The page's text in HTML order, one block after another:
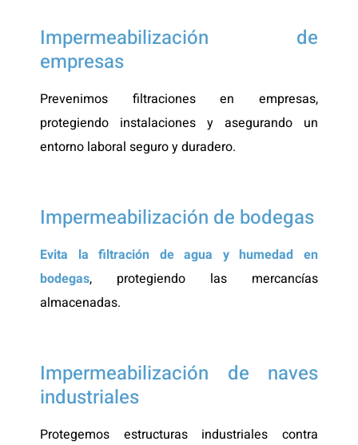
Impermeabilización de
empresas
Prevenimos filtraciones en empresas,
protegiendo instalaciones y asegurando un
entorno laboral seguro y duradero.
Impermeabilización de bodegas
Evita la filtración de agua y humedad en
bodegas, protegiendo las mercancías
almacenadas.
Impermeabilización de naves
industriales
Protegemos estructuras industriales contra